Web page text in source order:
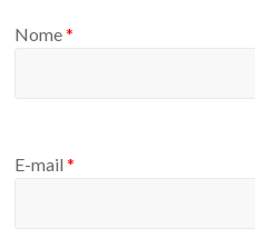
Nome*
E-mail*